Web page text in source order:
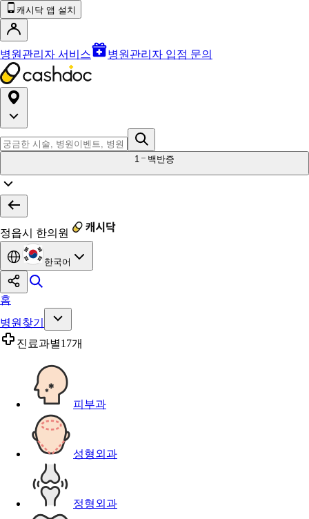
캐시닥 앱 설치
병원관리자 서비스 병원관리자 입점 문의
1 백반증
정읍시 한의원
한국어
홈
병원찾기
진료과별17개
피부과
성형외과
정형외과